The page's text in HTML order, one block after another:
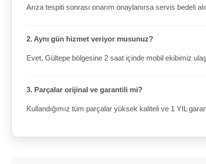
Arıza tespiti sonrası onarım onaylanırsa servis bedeli
2. Aynı gün hizmet veriyor musunuz?
Evet, Gültepe bölgesine 2 saat içinde mobil ekibimiz
3. Parçalar orijinal ve garantili mi?
Kullandığımız tüm parçalar yüksek kaliteli ve 1 YIL